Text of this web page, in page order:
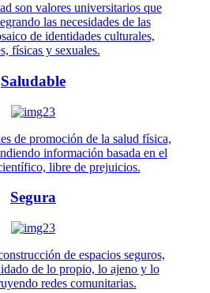
son valores universitarios que
las necesidades de las
de identidades culturales,
físicas y sexuales.
Saludable
de promoción de la salud física,
información basada en el
libre de prejuicios.
Segura
de espacios seguros,
de lo propio, lo ajeno y lo
redes comunitarias.